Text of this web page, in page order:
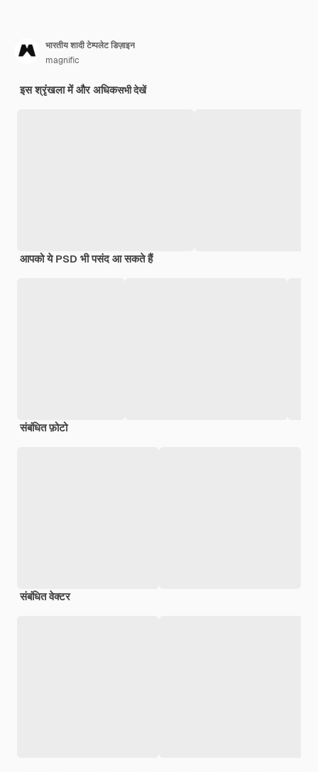
भारतीय शादी टेम्पलेट डिज़ाइन
magnific
इस श्रृंखला में और अधिकसभी देखें
आपको ये PSD भी पसंद आ सकते हैं
संबंधित फ़ोटो
संबंधित वेक्टर